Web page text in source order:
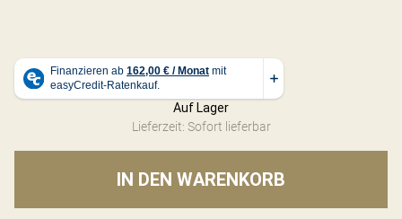
Auf Lager
Lieferzeit: Sofort lieferbar
IN DEN WARENKORB